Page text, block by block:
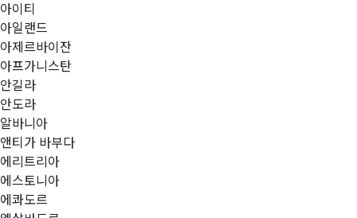
아이티
아일랜드
아제르바이잔
아프가니스탄
안길라
안도라
알바니아
앤티가 바부다
에리트리아
에스토니아
에콰도르